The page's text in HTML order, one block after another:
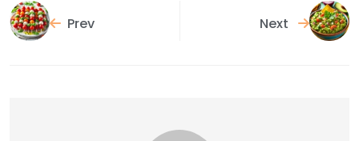
Prev Next